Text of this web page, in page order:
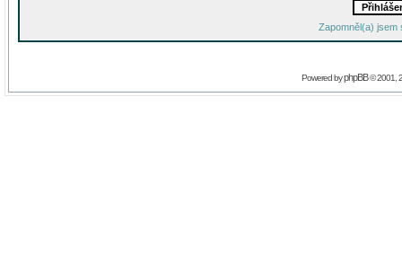
Zapomněl(a) jsem
Powered byphpBB© 2001,